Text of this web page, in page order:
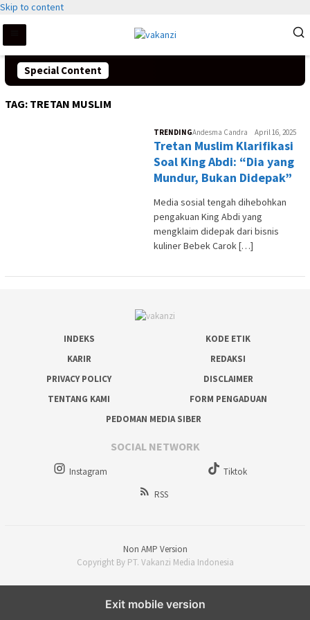
Skip to content
Special Content
TAG: TRETAN MUSLIM
TRENDINGAndesma Candra April 16, 2025
Tretan Muslim Klarifikasi
Soal King Abdi: “Dia yang
Mundur, Bukan Didepak”
Media sosial tengah dihebohkan
pengakuan King Abdi yang
mengklaim didepak dari bisnis
kuliner Bebek Carok […]
INDEKS
KODE ETIK
KARIR
REDAKSI
PRIVACY POLICY
DISCLAIMER
TENTANG KAMI
FORM PENGADUAN
PEDOMAN MEDIA SIBER
SOCIAL NETWORK
Instagram
Tiktok
RSS
Non AMP Version
Copyright By PT. Vakanzi Media Indonesia
Exit mobile version